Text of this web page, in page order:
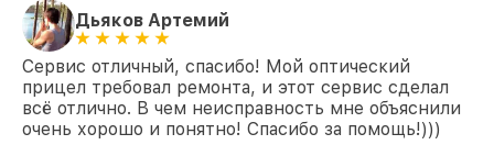
Дьяков Артемий
Сервис отличный, спасибо! Мой оптический
прицел требовал ремонта, и этот сервис сделал
всё отлично. В чем неисправность мне объяснили
очень хорошо и понятно! Спасибо за помощь!)))